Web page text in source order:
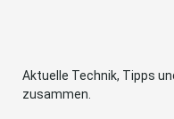
Aktuelle Technik, Tipps
zusammen.